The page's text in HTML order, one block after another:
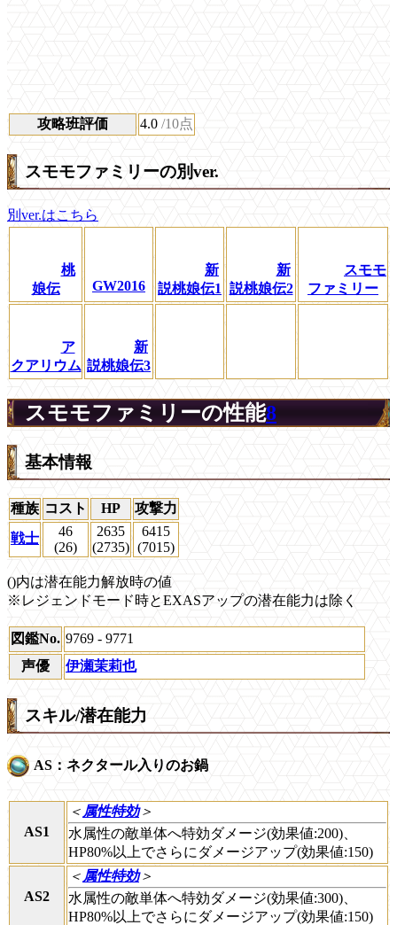
攻略班評価 4.0 /10点
スモモファミリーの別ver.
別ver.はこちら
桃
娘伝
GW2016
新
説桃娘伝1
新
説桃娘伝2
スモモ
ファミリー
ア
クアリウム
新
説桃娘伝3
スモモファミリーの性能8
基本情報
種族 コスト HP
攻撃力
戦士
46
(26)
2635
(2735)
6415
(7015)
()内は潜在能力解放時の値
※レジェンドモード時とEXASアップの潜在能力は除く
図鑑No. 9769 - 9771
声優
伊瀬茉莉也
スキル/潜在能力
AS：ネクタール入りのお鍋
AS1
＜ 属性特効＞
水属性の敵単体へ特効ダメージ(効果値:200)、
HP80%以上でさらにダメージアップ(効果値:150)
AS2
＜ 属性特効＞
水属性の敵単体へ特効ダメージ(効果値:300)、
HP80%以上でさらにダメージアップ(効果値:150)